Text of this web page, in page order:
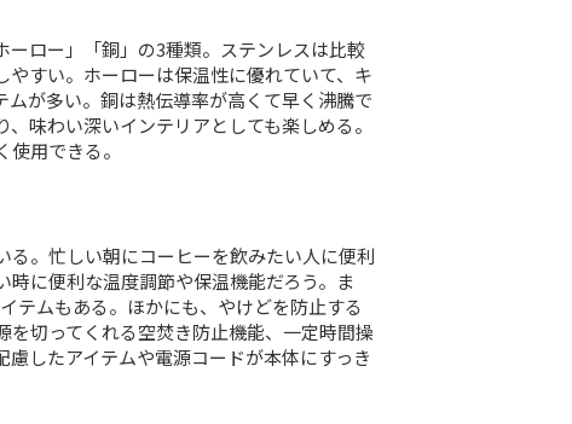
ロー」「銅」の3種類。ステンレスは比較
すい。ホーローは保温性に優れていて、キ
が多い。銅は熱伝導率が高くて早く沸騰で
味わい深いインテリアとしても楽しめる。
用できる。
。忙しい朝にコーヒーを飲みたい人に便利
に便利な温度調節や保温機能だろう。ま
テムもある。ほかにも、やけどを防止する
切ってくれる空焚き防止機能、一定時間操
したアイテムや電源コードが本体にすっき